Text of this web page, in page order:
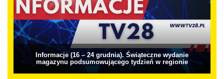
Informacje (16 – 24 grudnia). Świąteczne wydanie
magazynu podsumowującego tydzień w regionie